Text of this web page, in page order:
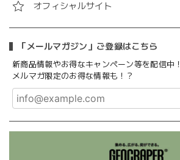
オフィシャルサイト
「メールマガジン」ご登録はこちら
新商品情報やお得なキャンペーン等を配信中！
メルマガ限定のお得な情報も！？